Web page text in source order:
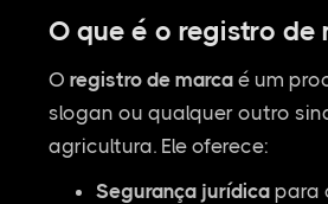
O que é o registro de
O registro de marcaé um
slogan ou qualquer outro
agricultura. Ele oferece:
Segurança jurídicapara